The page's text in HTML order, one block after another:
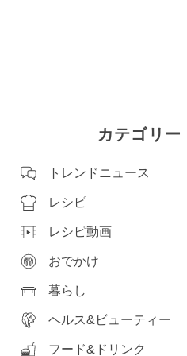
カテゴリー
トレンドニュース
レシピ
レシピ動画
おでかけ
暮らし
ヘルス&ビューティー
フード&ドリンク